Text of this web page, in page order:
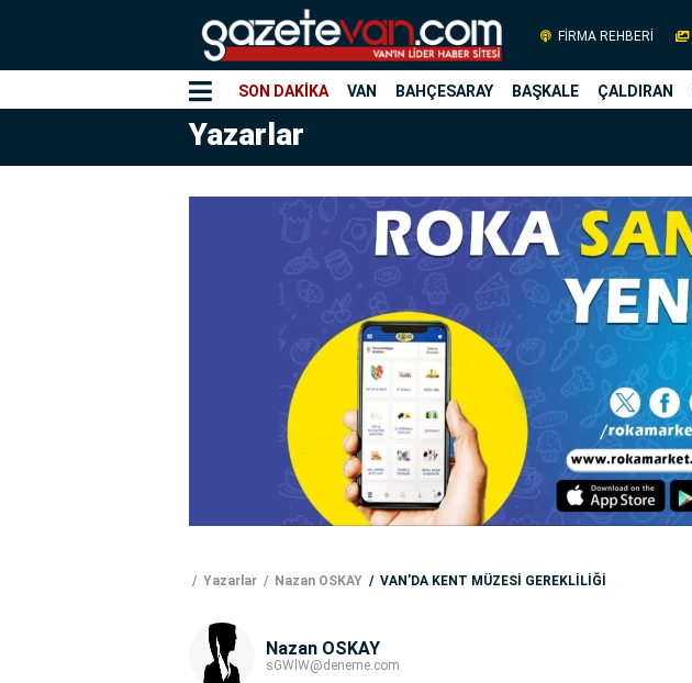
FİRMA REHBERİ
SON DAKİKA VAN BAHÇESARAY BAŞKALE ÇALDIRAN
Yazarlar
Yazarlar Nazan OSKAY VAN’DA KENT MÜZESİ GEREKLİLİĞİ
Nazan OSKAY
sGWlW@deneme.com